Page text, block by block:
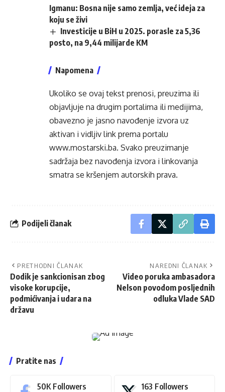
Igmanu: Bosna nije samo zemlja, već ideja za
koju se živi
Investicije u BiH u 2025. porasle za 5,36
posto, na 9,44 milijarde KM
Napomena
Ukoliko se ovaj tekst prenosi, preuzima ili
objavljuje na drugim portalima ili medijima,
obavezno je jasno navođenje izvora uz
aktivan i vidljiv link prema portalu
www.mostarski.ba. Svako preuzimanje
sadržaja bez navođenja izvora i linkovanja
smatra se kršenjem autorskih prava.
Podijeli članak
PRETHODNI ČLANAK
Dodik je sankcionisan zbog
visoke korupcije,
podmićivanja i udara na
državu
NAREDNI ČLANAK
Video poruka ambasadora
Nelson povodom posljednih
odluka Vlade SAD
Pratite nas
50K Followers 163 Followers